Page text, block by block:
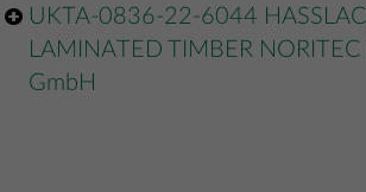
UKTA-0836-22-6044
LAMINATED TIMBER
GmbH